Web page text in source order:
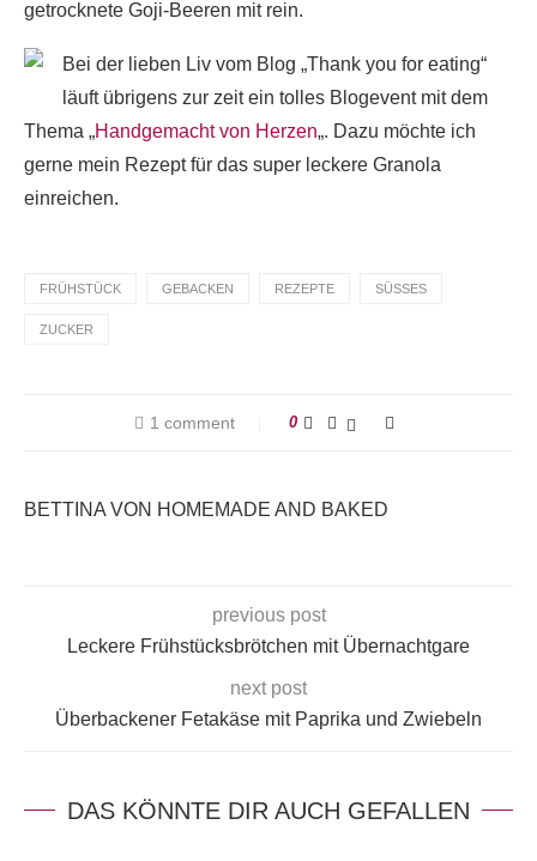
getrocknete Goji-Beeren mit rein.
Bei der lieben Liv vom Blog „Thank you for eating“
läuft übrigens zur zeit ein tolles Blogevent mit dem
Thema „Handgemacht von Herzen„. Dazu möchte ich
gerne mein Rezept für das super leckere Granola
einreichen.
FRÜHSTÜCK GEBACKEN REZEPTE SÜSSES
ZUCKER
1 comment 0
BETTINA VON HOMEMADE AND BAKED
previous post
Leckere Frühstücksbrötchen mit Übernachtgare
next post
Überbackener Fetakäse mit Paprika und Zwiebeln
DAS KÖNNTE DIR AUCH GEFALLEN